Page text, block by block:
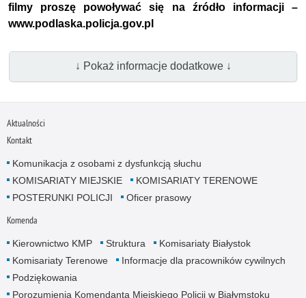
filmy proszę powoływać się na źródło informacji –
www.podlaska.policja.gov.pl
↓ Pokaż informacje dodatkowe ↓
Aktualności
Kontakt
Komunikacja z osobami z dysfunkcją słuchu
KOMISARIATY MIEJSKIE
KOMISARIATY TERENOWE
POSTERUNKI POLICJI
Oficer prasowy
Komenda
Kierownictwo KMP Struktura
Komisariaty Białystok
Komisariaty Terenowe
Informacje dla pracowników cywilnych
Podziękowania
Porozumienia Komendanta Miejskiego Policji w Białymstoku